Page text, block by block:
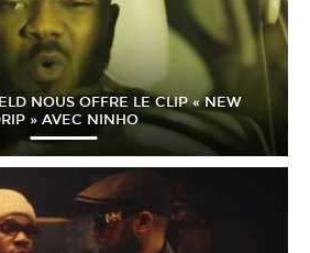
NOUS OFFRE LE CLIP « NEW
» AVEC NINHO